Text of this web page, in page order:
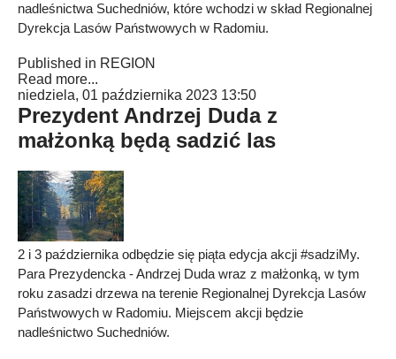
nadleśnictwa Suchedniów, które wchodzi w skład Regionalnej
Dyrekcja Lasów Państwowych w Radomiu.
Published in REGION
Read more...
niedziela, 01 października 2023 13:50
Prezydent Andrzej Duda z
małżonką będą sadzić las
2 i 3 października odbędzie się piąta edycja akcji #sadziMy.
Para Prezydencka - Andrzej Duda wraz z małżonką, w tym
roku zasadzi drzewa na terenie Regionalnej Dyrekcja Lasów
Państwowych w Radomiu. Miejscem akcji będzie
nadleśnictwo Suchedniów.